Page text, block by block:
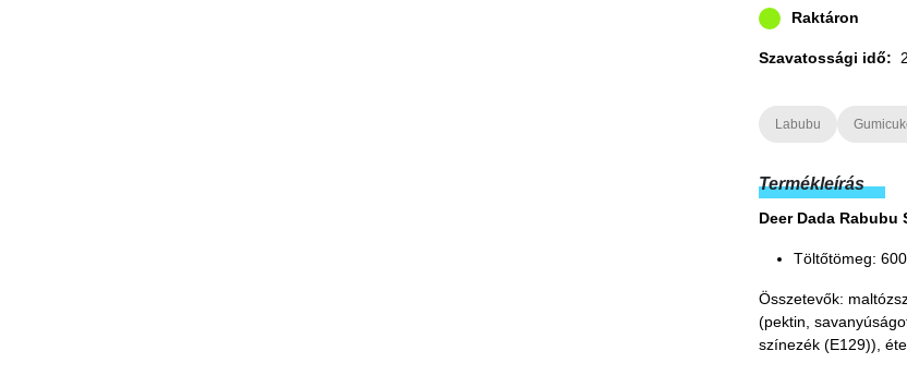
Raktáron
Szavatossági idő:
Labubu
Termékleírás
Deer Dada
Töltőtömeg:
Összetevők:
(pektin,
színezék (E129)),